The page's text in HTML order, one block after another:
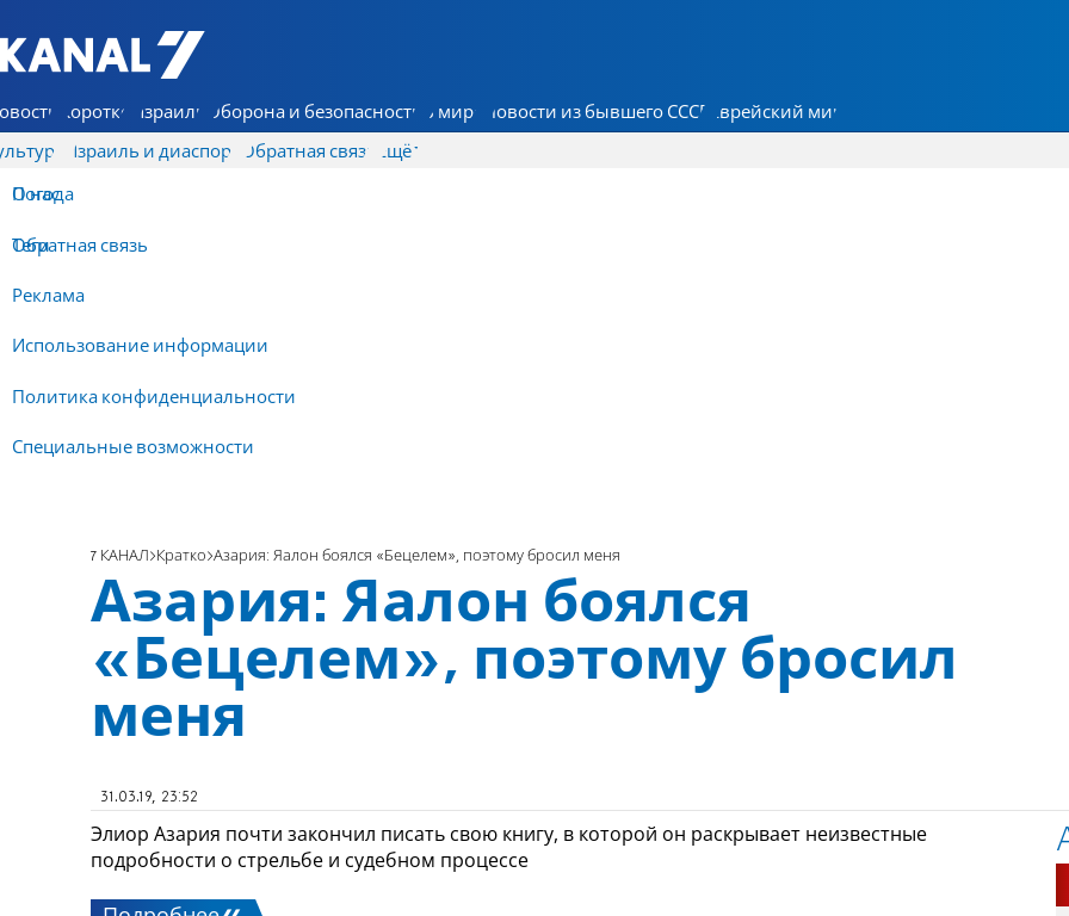
7 КАНАЛ - Аруц Шева
Коротко Израиль Оборона и безопасность В мире Новости из бывшего СССР Еврейский мир
Израиль и диаспора Обратная связь
О нас
Обратная связь
Реклама
Использование информации
Политика конфиденциальности
Специальные возможности
Ещё
Погода
Теги
7 КАНАЛ Кратко Азария: Яалон боялся «Бецелем», поэтому бросил меня
Азария: Яалон боялся
«Бецелем», поэтому бросил
меня
31.03.19, 23:52
Элиор Азария почти закончил писать свою книгу, в которой он раскрывает неизвестные
подробности о стрельбе и судебном процессе